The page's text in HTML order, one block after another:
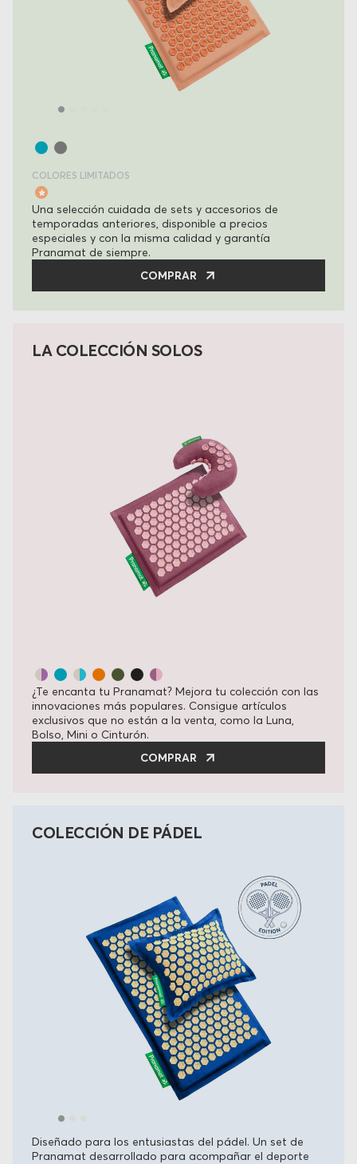
COLORES LIMITADOS
Una selección cuidada de sets y accesorios de
temporadas anteriores, disponible a precios
especiales y con la misma calidad y garantía
Pranamat de siempre.
COMPRAR
LA COLECCIÓN SOLOS
¿Te encanta tu Pranamat? Mejora tu colección con las
innovaciones más populares. Consigue artículos
exclusivos que no están a la venta, como la Luna,
Bolso, Mini o Cinturón.
COMPRAR
COLECCIÓN DE PÁDEL
Diseñado para los entusiastas del pádel. Un set de
Pranamat desarrollado para acompañar el deporte